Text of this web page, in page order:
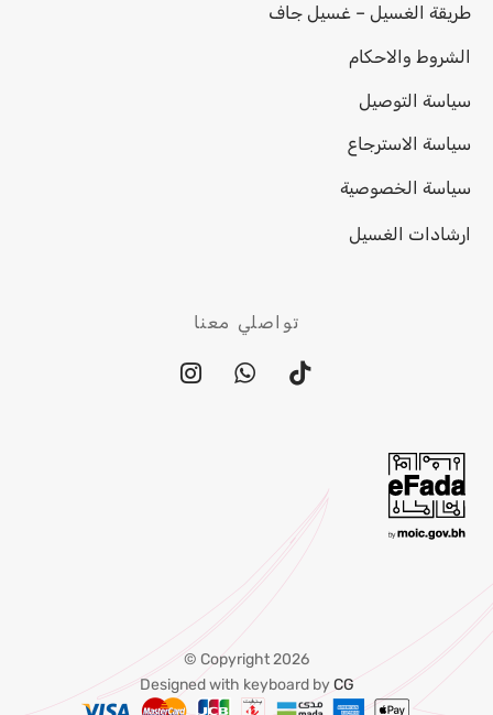
طريقة الغسيل – غسيل جاف
الشروط والاحكام
سياسة التوصيل
سياسة الاسترجاع
سياسة الخصوصية
ارشادات الغسيل
تواصلي معنا
Copyright 2026 ©
Designed with keyboard byCG